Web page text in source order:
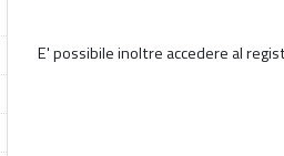
E' possibile inoltre accedere al